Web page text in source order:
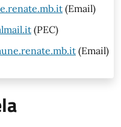
(Email)
(PEC)
(Email)